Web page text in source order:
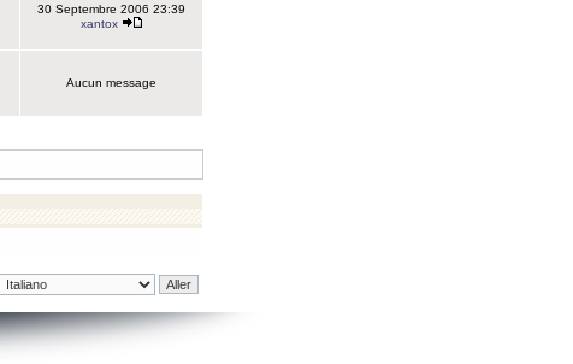
30 Septembre 2006 23:39
xantox
Aucun message